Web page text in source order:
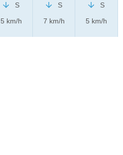
S
5 km/h
S
7 km/h
S
5 km/h